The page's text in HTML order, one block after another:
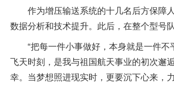
作为增压输送系统的十几名后方保障
数据分析和技术提升。此后，在整个型号
“把每一件小事做好，本身就是一件
飞天时刻，是我与祖国航天事业的初次邂
幸。当梦想照进现实时，更要沉下心来，